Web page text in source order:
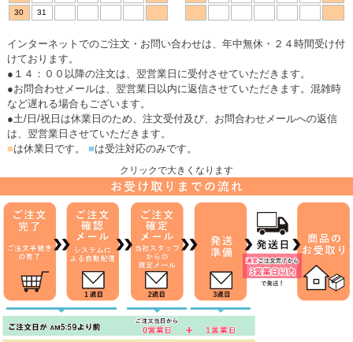
30
31
インターネットでのご注文・お問い合わせは、年中無休・２４時間受け付
けております。
●１４：００以降の注文は、翌営業日に受付させていただきます。
●お問合わせメールは、翌営業日以内に返信させていただきます。混雑時
など遅れる場合もございます。
●土/日/祝日は休業日のため、注文受付及び、お問合わせメールへの返信
は、翌営業日させていただきます。
■は休業日です。 ■は受注対応のみです。
クリックで大きくなります